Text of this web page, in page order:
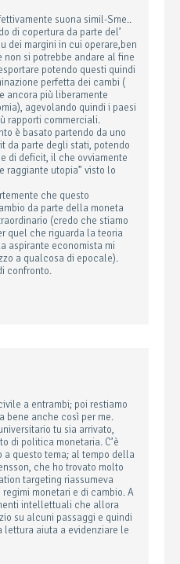
suona simil-Sme..
di copertura da parte del’
dei margini in cui operare,ben
si potrebbe andare al fine
potendo questi quindi
perfetta dei cambi (
ancora più liberamente
agevolando quindi i paesi
rapporti commerciali.
è basato partendo da uno
da parte degli stati, potendo
di deficit, il che ovviamente
raggiante utopia” visto lo
che questo
da parte della moneta
(credo che stiamo
quel che riguarda la teoria
aspirante economista mi
a qualcosa di epocale).
confronto.
a entrambi; poi restiamo
bene anche così per me.
tu sia arrivato,
di politica monetaria. C’è
a questo tema; al tempo della
che ho trovato molto
targeting riassumeva
monetari e di cambio. A
intellettuali che allora
su alcuni passaggi e quindi
aiuta a evidenziare le